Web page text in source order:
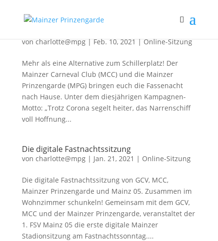
voncharlotte@mpg|Feb. 10, 2021|Online-Sitzung
Mehr als eine Alternative zum Schillerplatz! Der
Mainzer Carneval Club (MCC) und die Mainzer
Prinzengarde (MPG) bringen euch die Fassenacht
nach Hause. Unter dem diesjährigen Kampagnen-
Motto: „Trotz Corona segelt heiter, das Narrenschiff
voll Hoffnung...
Die digitale Fastnachtssitzung
von charlotte@mpg| Jan. 21, 2021 | Online-Sitzung
Die digitale Fastnachtssitzung von GCV, MCC,
Mainzer Prinzengarde und Mainz 05. Zusammen im
Wohnzimmer schunkeln! Gemeinsam mit dem GCV,
MCC und der Mainzer Prinzengarde, veranstaltet der
1. FSV Mainz 05 die erste digitale Mainzer
Stadionsitzung am Fastnachtssonntag....